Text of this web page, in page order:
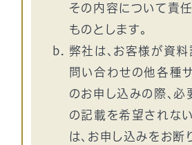
その内容について責
ものとします。
弊社は、お客様が資
問い合わせの他各種
のお申し込みの際、必
の記載を希望されな
は、お申し込みをお断